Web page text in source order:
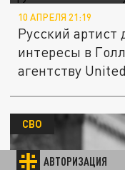
АВТОРИЗАЦИЯ
10 АПРЕЛЯ 21:19
Русский артист
интересы в
агентству
СВО